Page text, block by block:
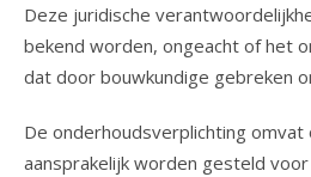
Deze juridische
bekend worden, ongeacht of het
dat door bouwkundige gebreken
De onderhoudsverplichting
aansprakelijk worden gesteld